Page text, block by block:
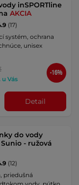
inSPORTline
AKCIA
(17)
systém, ochrana
unisex
u Vás
-16%
Detail
do vody
- ružová
(12)
priedušná